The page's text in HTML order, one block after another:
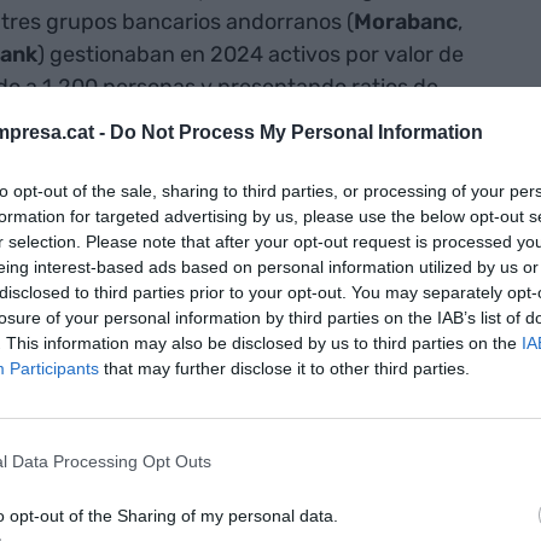
- Do Not Process My Personal Information
opt-out of the sale, sharing to third parties, or processing of your
for targeted advertising by us, please use the below opt-out
selection. Please note that after your opt-out request is processed
interest-based ads based on personal information utilized by us
to third parties prior to your opt-out. You may separately
of your personal information by third parties on the IAB’s list of
This information may also be disclosed by us to third parties on the
Participants that may further disclose it to other third parties.
Data Processing Opt Outs
opt-out of the Sharing of my personal data.
grupos bancarios andorranos (Morabanc,
) gestionaban en 2024 activos por valor de
a 1.200 personas y presentando ratios de
firmó unAcuerdo Monetariocon la UE,
euro, a diferencia de Montenegro y Kosovo, que
ni acuerdo aún con elBCE. Por ello, hoy
con motivos andorranos, como el
de diez, veinte y 50 céntimos), la Casa de la
(monedas de un euro) y el escudo
euros).
Tremosa-Hungría, ¿nuevo país del euro en